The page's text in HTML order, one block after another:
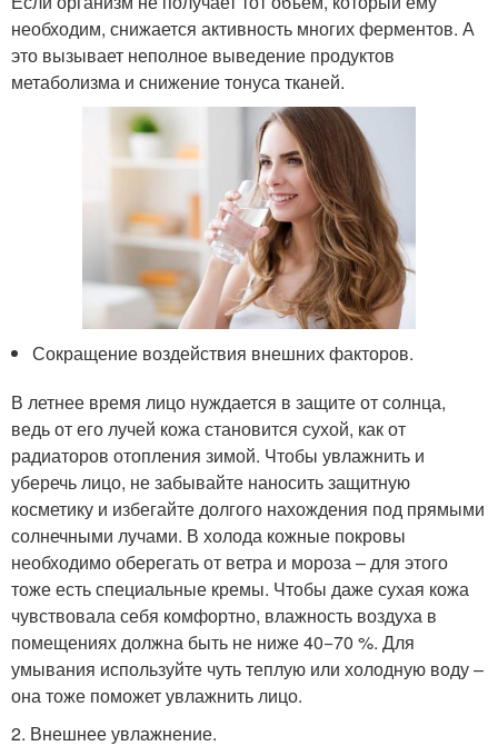
необходим, снижается активность многих ферментов. А
это вызывает неполное выведение продуктов
метаболизма и снижение тонуса тканей.
Сокращение воздействия внешних факторов.
В летнее время лицо нуждается в защите от солнца,
ведь от его лучей кожа становится сухой, как от
радиаторов отопления зимой. Чтобы увлажнить и
уберечь лицо, не забывайте наносить защитную
косметику и избегайте долгого нахождения под прямыми
солнечными лучами. В холода кожные покровы
необходимо оберегать от ветра и мороза – для этого
тоже есть специальные кремы. Чтобы даже сухая кожа
чувствовала себя комфортно, влажность воздуха в
помещениях должна быть не ниже 40−70 %. Для
умывания используйте чуть теплую или холодную воду –
она тоже поможет увлажнить лицо.
2. Внешнее увлажнение.